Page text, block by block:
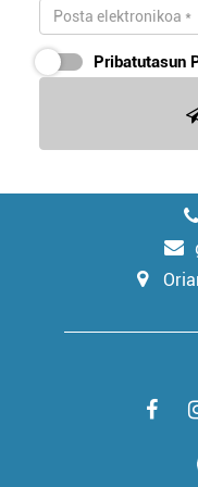
Pribatutasun